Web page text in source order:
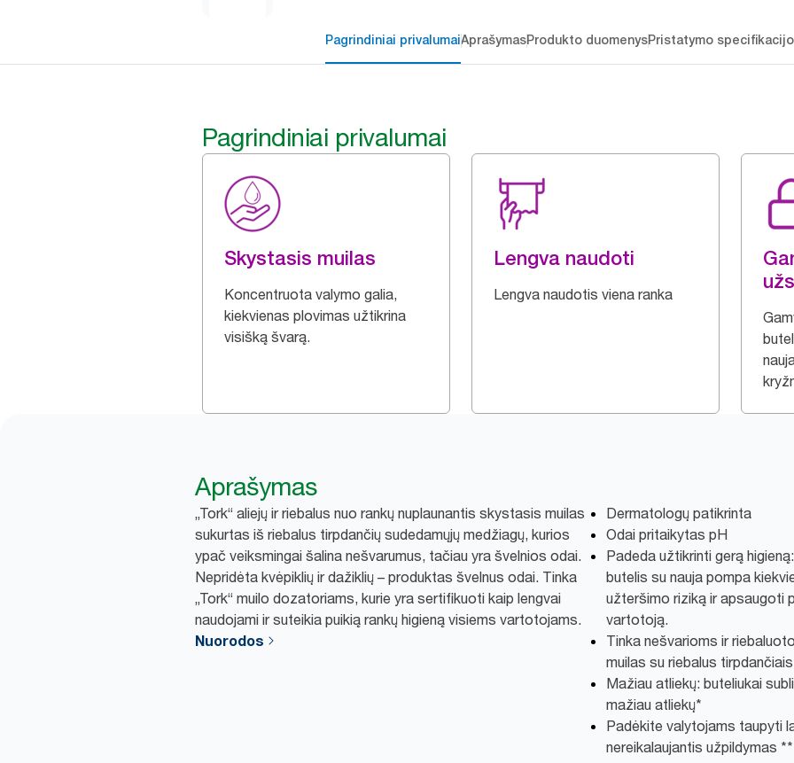
Pagrindiniai privalumaiAprašymasProdukto duomenysPristatymo
Pagrindiniai privalumai
Skystasis muilas
Koncentruota valymo galia,
kiekvienas plovimas užtikrina
visišką švarą.
Lengva naudoti
Lengva naudotis viena ranka
Aprašymas
„Tork“ aliejų ir riebalus nuo rankų nuplaunantis skystasis muilas
sukurtas iš riebalus tirpdančių sudedamųjų medžiagų, kurios
ypač veiksmingai šalina nešvarumus, tačiau yra švelnios odai.
Nepridėta kvėpiklių ir dažiklių – produktas švelnus odai. Tinka
„Tork“ muilo dozatoriams, kurie yra sertifikuoti kaip lengvai
naudojami ir suteikia puikią rankų higieną visiems vartotojams.
Nuorodos
Dermatologų patikrinta
Odai pritaikytas pH
Padeda užtikrinti gerą
butelis su nauja pompa
užteršimo riziką ir apsaugoti
vartotoją.
Tinka nešvarioms ir
muilas su riebalus
Mažiau atliekų: buteliukai
mažiau atliekų*
Padėkite valytojams taupyti
nereikalaujantis užpildymas